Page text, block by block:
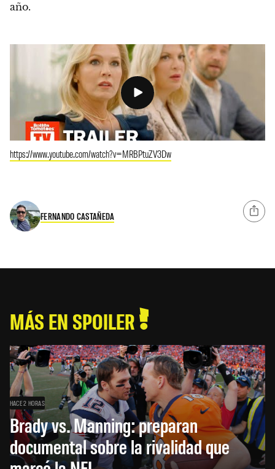
año.
https://www.youtube.com/watch?v=MRBPtuZV3Dw
FERNANDO CASTAÑEDA
MÁS EN SPOILER
HACE 2 HORAS
Brady vs. Manning: preparan
documental sobre la rivalidad que